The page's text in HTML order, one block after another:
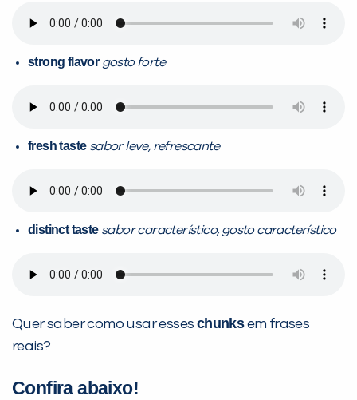
strong flavor gosto forte
fresh taste sabor leve, refrescante
distinct taste sabor característico, gosto característico
Quer saber como usar esses chunksem frases
reais?
Confira abaixo!